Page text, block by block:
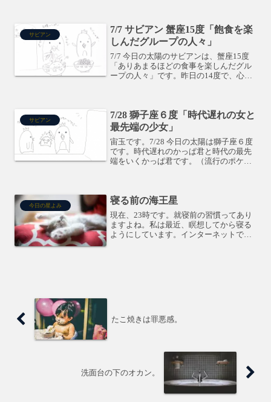
より重めな感じですね。ち...
サビアン
7/7 サビアン 蟹座15度「飽食を楽
しんだグループの人々」
7/7 今日の太陽のサビアンは、蟹座15度
「ありあまるほどの食事を楽しんだグル
ープの人々」です。昨日の14度で、心の
わりだったりしま...
サビアン
7/28 獅子座６度「時代遅れの女と
最先端の少女」
宙玉です。7/28 今日の太陽は獅子座６度
です。時代遅れのかっぱ君と時代の最先
端をいくかっぱ君です。（流行のポケモ
も。太陽には土星が...
今日の星よみ 寝る前の海王星
現在、23時です。就寝前の習慣ってあり
ますよね。私は最近、瞑想してから寝る
ようにしています。インターネットで何
たこ焼きは罪悪感。
洗面台の下のオカン。